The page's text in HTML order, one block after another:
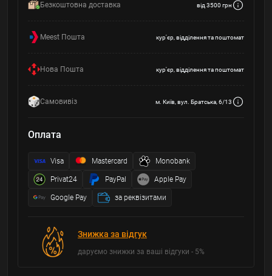
Безкоштовна доставка від 3500 грн
Meest Пошта кур'єр, відділення та поштомат
Нова Пошта кур'єр, відділення та поштомат
Самовивіз м. Київ, вул. Братська, 6/13
Оплата
Visa Mastercard Monobank
Privat24 PayPal Apple Pay
Google Pay за реквізитами
Знижка за відгук
даруємо знижки за ваші відгуки - 5%